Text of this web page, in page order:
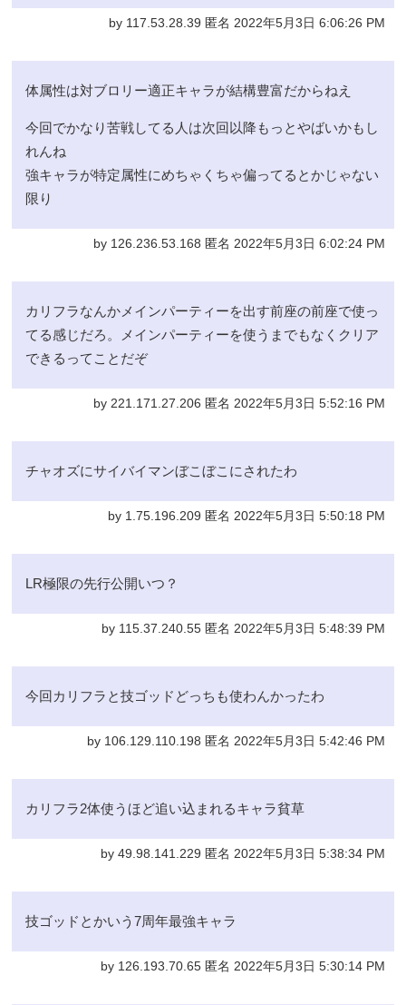
by 117.53.28.39 匿名 2022年5月3日 6:06:26 PM
体属性は対ブロリー適正キャラが結構豊富だからねえ
今回でかなり苦戦してる人は次回以降もっとやばいかもし
れんね
強キャラが特定属性にめちゃくちゃ偏ってるとかじゃない
限り
by 126.236.53.168 匿名 2022年5月3日 6:02:24 PM
カリフラなんかメインパーティーを出す前座の前座で使っ
てる感じだろ。メインパーティーを使うまでもなくクリア
できるってことだぞ
by 221.171.27.206 匿名 2022年5月3日 5:52:16 PM
チャオズにサイバイマンぼこぼこにされたわ
by 1.75.196.209 匿名 2022年5月3日 5:50:18 PM
LR極限の先行公開いつ？
by 115.37.240.55 匿名 2022年5月3日 5:48:39 PM
今回カリフラと技ゴッドどっちも使わんかったわ
by 106.129.110.198 匿名 2022年5月3日 5:42:46 PM
カリフラ2体使うほど追い込まれるキャラ貧草
by 49.98.141.229 匿名 2022年5月3日 5:38:34 PM
技ゴッドとかいう7周年最強キャラ
by 126.193.70.65 匿名 2022年5月3日 5:30:14 PM